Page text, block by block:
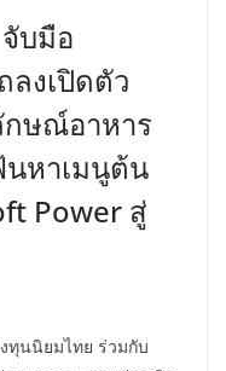
บมือ
งเปิดตัว
กษณ์อาหาร
นหาเมนูต้น
Power สู่
ทุนนิยมไทย ร่วมกับ